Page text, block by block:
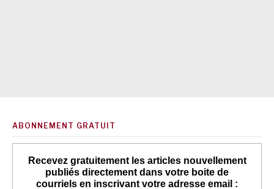
ABONNEMENT GRATUIT
Recevez gratuitement les articles nouvellement
publiés directement dans votre boite de
courriels en inscrivant votre adresse email :